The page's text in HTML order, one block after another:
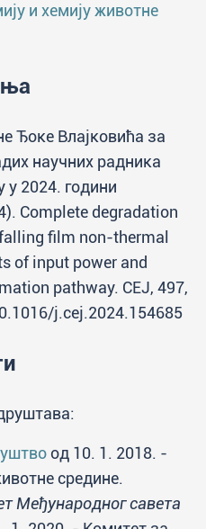
и хемију животне
Ђоке Влајковића за
научних радника
у 2024. години
Complete degradation
film non-thermal
of input power and
pathway. CEJ, 497,
j.cej.2024.154685
од 10. 1. 2018. -
средине.
Међународног савета